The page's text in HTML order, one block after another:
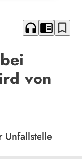
headphones chrome_reader_mode bookmark_border
von
Unfallstelle